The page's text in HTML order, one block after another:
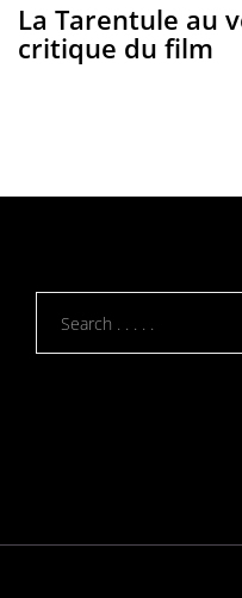
La Tarentule au
critique du film